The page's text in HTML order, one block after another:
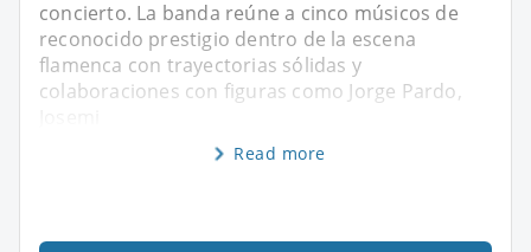
concierto. La banda reúne a cinco músicos de
reconocido prestigio dentro de la escena
flamenca con trayectorias sólidas y
colaboraciones con figuras como Jorge Pardo,
Read more